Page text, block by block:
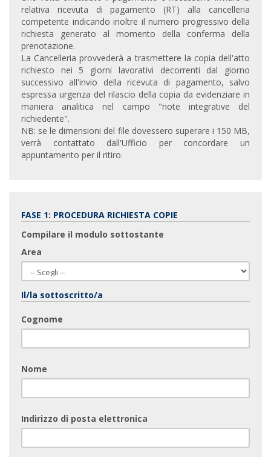
relativa ricevuta di pagamento (RT) alla cancelleria
competente indicando inoltre il numero progressivo della
richiesta generato al momento della conferma della
prenotazione.
La Cancelleria provvederà a trasmettere la copia dell'atto
richiesto nei 5 giorni lavorativi decorrenti dal giorno
successivo all'invio della ricevuta di pagamento, salvo
espressa urgenza del rilascio della copia da evidenziare in
maniera analitica nel campo "note integrative del
richiedente".
NB: se le dimensioni del file dovessero superare i 150 MB,
verrà contattato dall'Ufficio per concordare un
appuntamento per il ritiro.
FASE 1: PROCEDURA RICHIESTA COPIE
Compilare il modulo sottostante
Area
Il/la sottoscritto/a
Cognome
Nome
Indirizzo di posta elettronica